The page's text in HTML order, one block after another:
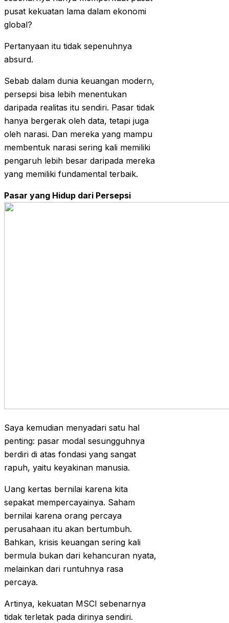
pusat kekuatan lama dalam ekonomi
global?
Pertanyaan itu tidak sepenuhnya
absurd.
Sebab dalam dunia keuangan modern,
persepsi bisa lebih menentukan
daripada realitas itu sendiri. Pasar tidak
hanya bergerak oleh data, tetapi juga
oleh narasi. Dan mereka yang mampu
membentuk narasi sering kali memiliki
pengaruh lebih besar daripada mereka
yang memiliki fundamental terbaik.
Pasar yang Hidup dari Persepsi
Saya kemudian menyadari satu hal
penting: pasar modal sesungguhnya
berdiri di atas fondasi yang sangat
rapuh, yaitu keyakinan manusia.
Uang kertas bernilai karena kita
sepakat mempercayainya. Saham
bernilai karena orang percaya
perusahaan itu akan bertumbuh.
Bahkan, krisis keuangan sering kali
bermula bukan dari kehancuran nyata,
melainkan dari runtuhnya rasa
percaya.
Artinya, kekuatan MSCI sebenarnya
tidak terletak pada dirinya sendiri.